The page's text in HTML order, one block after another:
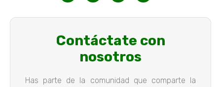
Contáctate con
nosotros
Has parte de la comunidad que comparte la